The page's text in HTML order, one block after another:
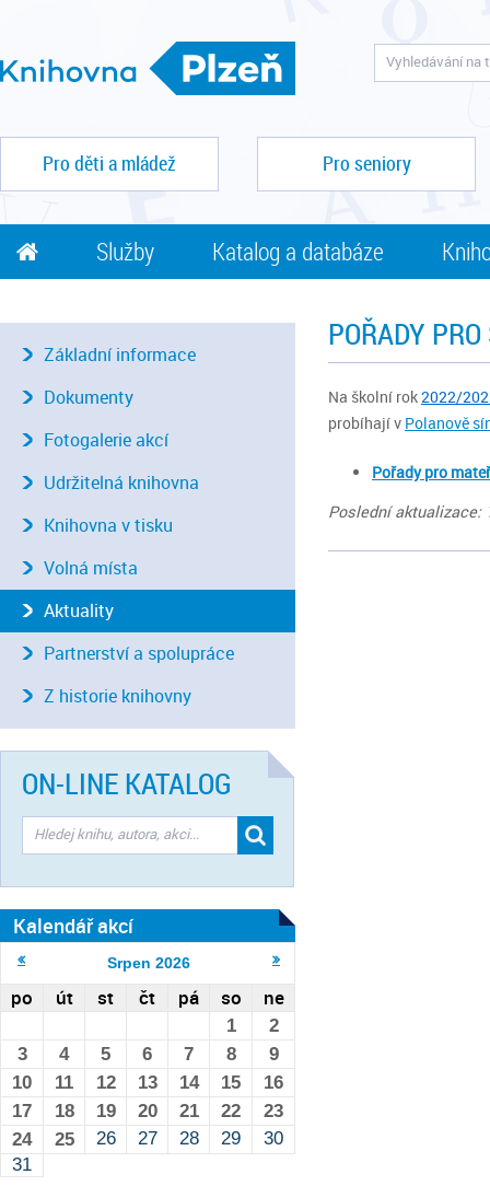
Pro děti a mládež Pro seniory
Služby Katalog a databáze
POŘADY
Na školní rok2022/
probíhají v Polanově
Pořady pro
Poslední aktualizace:
Základní informace
Dokumenty
Fotogalerie akcí
Udržitelná knihovna
Knihovna v tisku
Volná místa
Aktuality
Partnerství a spolupráce
Z historie knihovny
ON-LINE KATALOG
Kalendář akcí
Srpen 2026
po út st čt pá so ne
1
2
3
4 5 6 7 8
9
10
11 12 13 14 15
16
17
18 19 20 21 22
23
24
25 26 27 28 29
30
31